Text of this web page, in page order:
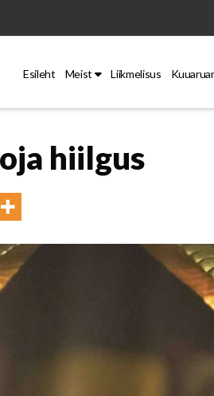
Esileht Meist Liikmelisus
hiilgus